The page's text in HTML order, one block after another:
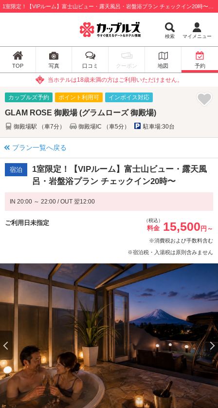
検索 マイメニュー
TOP 写真 口コミ クーポン 地図 予約
当ホテルは18歳未満の方はご利用いただけません。
カップルズ予約 ポイント利用可 インボイス対応
GLAM ROSE 御殿場 (グラムローズ 御殿場)
御殿場駅 （車7分） 御殿場IC （車5分） 駐車場:30台
プラン一覧へ戻る
宿泊
1室限定！【VIPルーム】富士山ビュー・露天風
呂・岩盤浴プラン チェックイン20時〜
IN 20:00 ～ 22:00 / OUT 翌12:00
ご利用日未指定 （税込）
料金 15,500 円～
※消費税および手数料含む
※宿泊税・入湯税は原則含みません